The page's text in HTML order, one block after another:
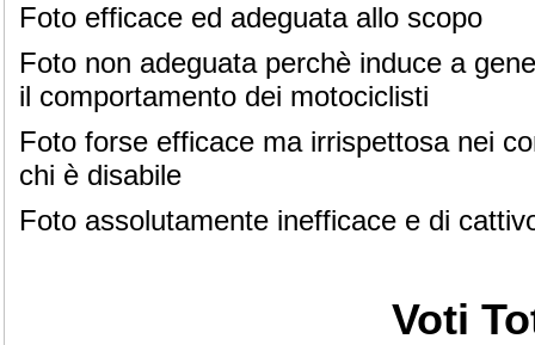
Foto efficace ed adeguata allo scopo
Foto non adeguata perchè induce a
il comportamento dei motociclisti
Foto forse efficace ma irrispettosa nei
chi è disabile
Foto assolutamente inefficace e di
Voti